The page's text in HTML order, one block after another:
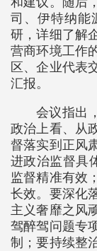
司、伊特纳能
研，详细了解
营商环境工作
区、企业代表
汇报。
会议指出
政治上看、从
督落实到正风
进政治监督具
监督精准有效
长效。要深化
主义奢靡之风
驾醉驾问题专
制；要持续整